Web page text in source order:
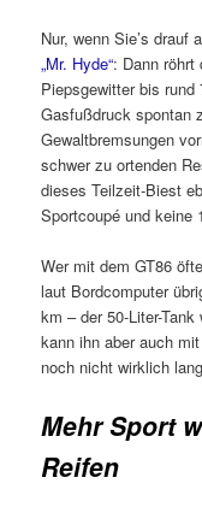
Nur, wenn Sie’s
„Mr. Hyde“: Dann röhrt
Piepsgewitter bis
Gasfußdruck spontan
Gewaltbremsungen
schwer zu ortenden
dieses Teilzeit-Biest
Sportcoupé und keine
Wer mit dem GT86
laut Bordcomputer
km – der 50-Liter-
kann ihn aber auch
noch nicht wirklich
Mehr Sport
Reifen